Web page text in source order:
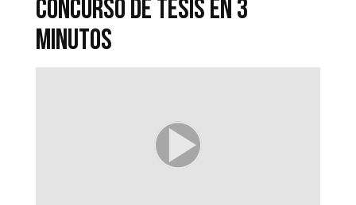
CONCURSO DE TESIS EN 3
MINUTOS